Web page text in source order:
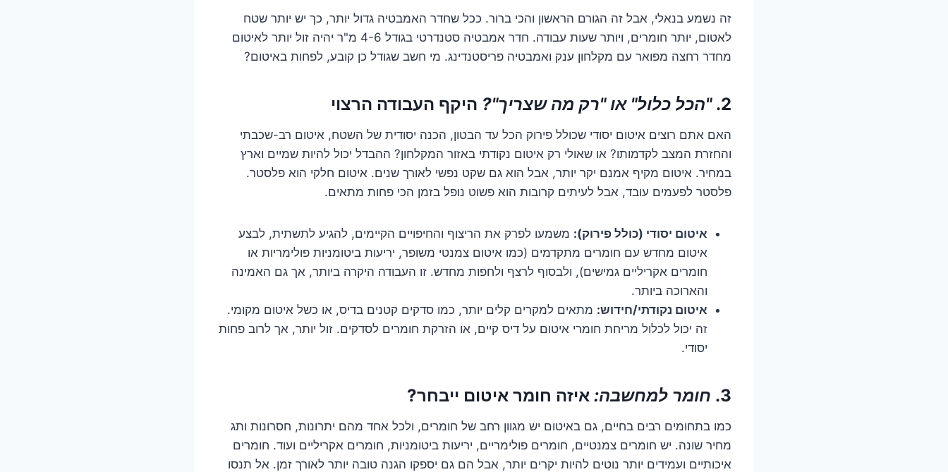
זה נשמע בנאלי, אבל זה הגורם הראשון והכי ברור. ככל שחדר האמבטיה גדול יותר, כך יש יותר שטח
לאטום, יותר חומרים, ויותר שעות עבודה. חדר אמבטיה סטנדרטי בגודל 4-6 מ"ר יהיה זול יותר לאיטום
מחדר רחצה מפואר עם מקלחון ענק ואמבטיה פריסטנדינג. מי חשב שגודל כן קובע, לפחות באיטום?
2. "הכל כלול" או "רק מה שצריך"? היקף העבודה הרצוי
האם אתם רוצים איטום יסודי שכולל פירוק הכל עד הבטון, הכנה יסודית של השטח, איטום רב-שכבתי
והחזרת המצב לקדמותו? או שאולי רק איטום נקודתי באזור המקלחון? ההבדל יכול להיות שמיים וארץ
במחיר. איטום מקיף אמנם יקר יותר, אבל הוא גם שקט נפשי לאורך שנים. איטום חלקי הוא פלסטר.
פלסטר לפעמים עובד, אבל לעיתים קרובות הוא פשוט נופל בזמן הכי פחות מתאים.
איטום יסודי (כולל פירוק): משמעו לפרק את הריצוף והחיפויים הקיימים, להגיע לתשתית, לבצע
איטום מחדש עם חומרים מתקדמים (כמו איטום צמנטי משופר, יריעות ביטומניות פולימריות או
חומרים אקריליים גמישים), ולבסוף לרצף ולחפות מחדש. זו העבודה היקרה ביותר, אך גם האמינה
והארוכה ביותר.
איטום נקודתי/חידוש: מתאים למקרים קלים יותר, כמו סדקים קטנים בדיס, או כשל איטום מקומי.
זה יכול לכלול מריחת חומרי איטום על דיס קיים, או הזרקת חומרים לסדקים. זול יותר, אך לרוב פחות
יסודי.
3. חומר למחשבה: איזה חומר איטום ייבחר?
כמו בתחומים רבים בחיים, גם באיטום יש מגוון רחב של חומרים, ולכל אחד מהם יתרונות, חסרונות ותג
מחיר שונה. יש חומרים צמנטיים, חומרים פולימריים, יריעות ביטומניות, חומרים אקריליים ועוד. חומרים
איכותיים ועמידים יותר נוטים להיות יקרים יותר, אבל הם גם יספקו הגנה טובה יותר לאורך זמן. אל תנסו